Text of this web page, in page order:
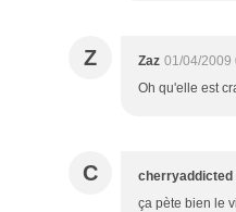
Z Zaz 01/04/2009
Oh qu'elle est
C cherryaddicted
ça pète bien le